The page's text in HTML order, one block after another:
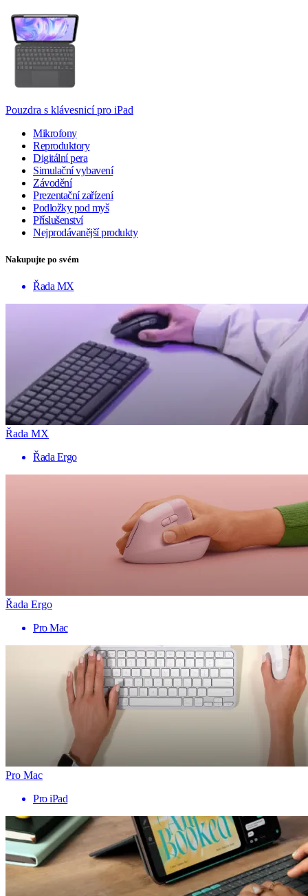
Pouzdra s klávesnicí pro iPad
Mikrofony
Reproduktory
Digitální pera
Simulační vybavení
Závodění
Prezentační zařízení
Podložky pod myš
Příslušenství
Nejprodávanější produkty
Nakupujte po svém
Řada MX
Řada MX
Řada Ergo
Řada Ergo
Pro Mac
Pro Mac
Pro iPad